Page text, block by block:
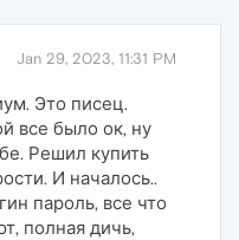
Jan 29, 2023, 11:31 PM
Это писец.
все было ок, ну
Решил купить
И началось..
пароль, все что
полная дичь,